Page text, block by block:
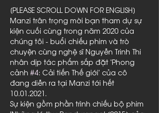
[PLEASE SCROLL DOWN FOR ENGLISH]
Manzi trân trọng mời bạn tham dự sự
kiện cuối cùng trong năm 2020 của
chúng tôi - buổi chiếu phim và trò
chuyện cùng nghệ sĩ Nguyễn Trinh Thi
nhân dịp tác phẩm sắp đặt 'Phong
cảnh #4: Cải tiến Thế giới' của cô
đang diễn ra tại Manzi tới hết
10.01.2021.
Sự kiện gồm phần trình chiếu bộ phim